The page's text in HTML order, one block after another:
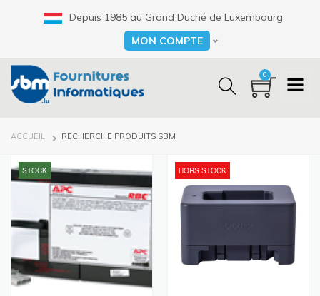
Depuis 1985 au Grand Duché de Luxembourg
Select your language
MON COMPTE
0
FIL
ACCUEIL RECHERCHE PRODUITS SBM
STOCK HORS STOCK